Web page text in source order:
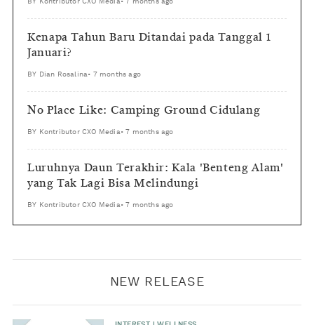
Kenapa Tahun Baru Ditandai pada Tanggal 1
Januari?
BY Dian Rosalina • 7 months ago
No Place Like: Camping Ground Cidulang
BY Kontributor CXO Media •7 months ago
Luruhnya Daun Terakhir: Kala 'Benteng Alam'
yang Tak Lagi Bisa Melindungi
BY Kontributor CXO Media •7 months ago
NEW RELEASE